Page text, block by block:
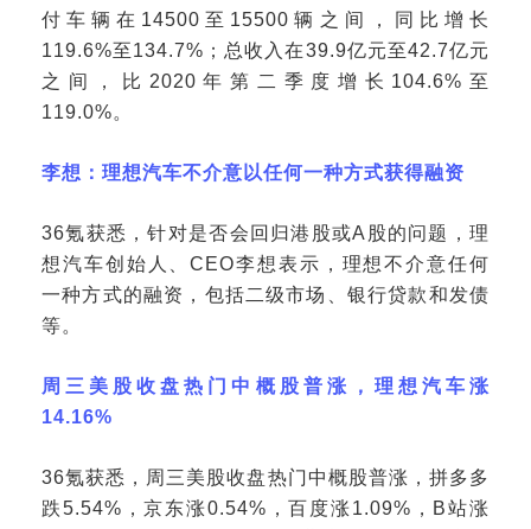
付车辆在14500至15500辆之间，同比增长
119.6%至134.7%；总收入在39.9亿元至42.7亿元
之间，比2020年第二季度增长104.6%至
119.0%。
李想：理想汽车不介意以任何一种方式获得融资
36氪获悉，针对是否会回归港股或A股的问题，理
想汽车创始人、CEO李想表示，理想不介意任何
一种方式的融资，包括二级市场、银行贷款和发债
等。
周三美股收盘热门中概股普涨，理想汽车涨
14.16%
36氪获悉，周三美股收盘热门中概股普涨，拼多多
跌5.54%，京东涨0.54%，百度涨1.09%，B站涨